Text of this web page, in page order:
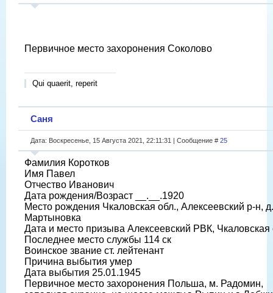
Первичное место захоронения Соколово
Qui quaerit, reperit
Саня
Дата: Воскресенье, 15 Августа 2021, 22:11:31 | Сообщение # 25
Фамилия Коротков
Имя Павел
Отчество Иванович
Дата рождения/Возраст __.__.1920
Место рождения Чкаловская обл., Алексеевский р-н, д.
Мартыновка
Дата и место призыва Алексеевский РВК, Чкаловская
Последнее место службы 114 ск
Воинское звание ст. лейтенант
Причина выбытия умер
Дата выбытия 25.01.1945
Первичное место захоронения Польша, м. Радомин,